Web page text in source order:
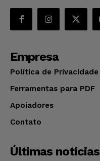
Empresa
Política de Privacidade
Ferramentas para PDF
Apoiadores
Contato
Últimas notícias